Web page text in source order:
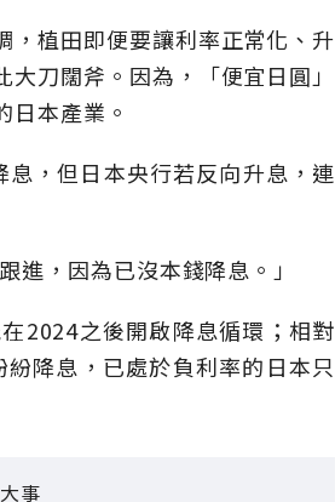
，植田即便要讓利率正常化、升
刀闊斧。因為，「便宜日圓」
日本產業。
，但日本央行若反向升息，連
進，因為已沒本錢降息。」
2024之後開啟降息循環；相對
降息，已處於負利率的日本只
事